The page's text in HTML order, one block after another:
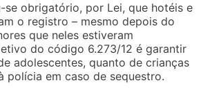
se obrigatório, por Lei, que hotéis e
o registro – mesmo depois do
que neles estiveram
do código 6.273/12 é garantir
adolescentes, quanto de crianças
polícia em caso de sequestro.